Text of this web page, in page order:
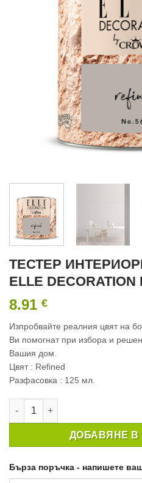
ТЕСТЕР
ELLE DECORATION
8.91 €
Изпробвайте реалния цвят на
Ви помогнат при избора и
Вашия дом.
Цвят : Refined
Разфасовка : 125 мл.
количество за ТЕСТЕР
ДОБАВЯНЕ В
Бърза поръчка - напишете